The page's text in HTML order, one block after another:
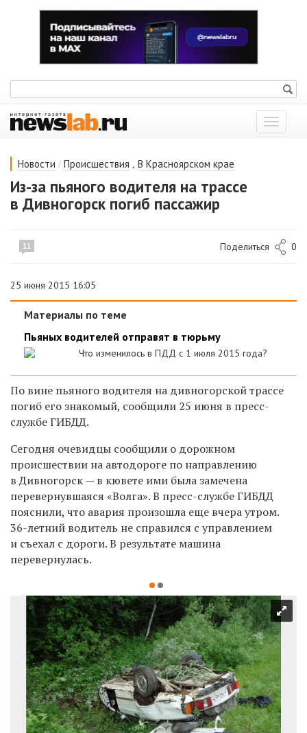
Показать
меню
Новости / Происшествия , В Красноярском крае
Из-за пьяного водителя на трассе
в Дивногорск погиб пассажир
11 Поделиться 0
25 июня 2015 16:05
Материалы по теме
Пьяных водителей отправят в тюрьму
Что изменилось в ПДД с 1 июля 2015 года?
По вине пьяного водителя на дивногорской трассе
погиб его знакомый, сообщили 25 июня в пресс-
службе ГИБДД.
Сегодня очевидцы сообщили о дорожном
происшествии на автодороге по направлению
в Дивногорск — в кювете ими была замечена
перевернувшаяся «Волга». В пресс-службе ГИБДД
пояснили, что авария произошла еще вчера утром.
36-летний водитель не справился с управлением
и съехал с дороги. В результате машина
перевернулась.